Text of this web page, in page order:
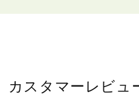
カスタマーレビュ